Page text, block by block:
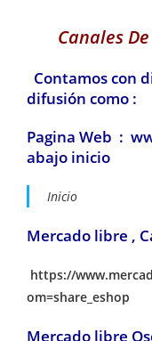
Canales De
Contamos con
difusión como :
Pagina Web :
abajo inicio
Inicio
Mercado libre ,
https://
om=share_eshop
Mercado libre